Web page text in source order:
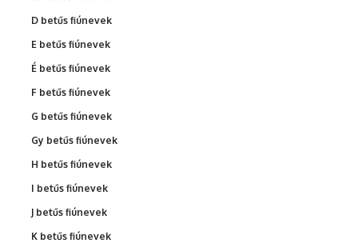
D betűs fiúnevek
E betűs fiúnevek
É betűs fiúnevek
F betűs fiúnevek
G betűs fiúnevek
Gy betűs fiúnevek
H betűs fiúnevek
I betűs fiúnevek
J betűs fiúnevek
K betűs fiúnevek